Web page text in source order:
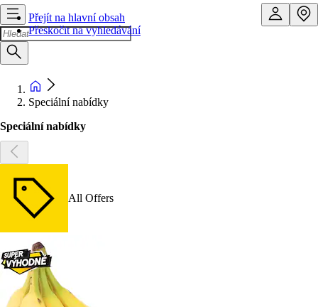
Přejít na hlavní obsah
Přeskočit na vyhledávání
Speciální nabídky
Speciální nabídky
All Offers